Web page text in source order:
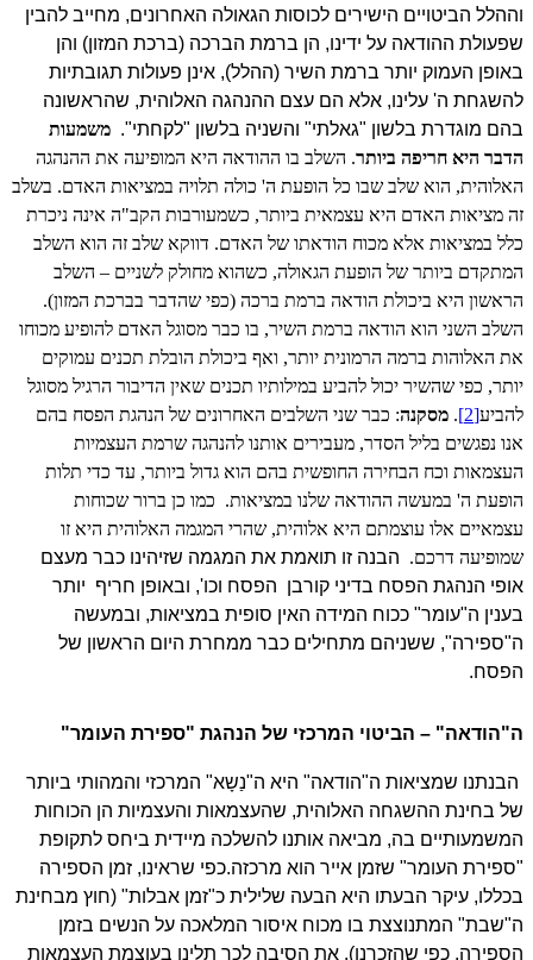
וההלל הביטויים הישירים לכוסות הגאולה האחרונים, מחייב להבין
שפעולת ההודאה על ידינו, הן ברמת הברכה (ברכת המזון) והן
באופן העמוק יותר ברמת השיר (ההלל), אינן פעולות תגובתיות
להשגחת ה' עלינו, אלא הם עצם ההנהגה האלוהית, שהראשונה
בהם מוגדרת בלשון "גאלתי" והשניה בלשון "לקחתי". משמעות
הדבר היא חריפה ביותר. השלב בו ההודאה היא המופיעה את ההנהגה
האלוהית, הוא שלב שבו כל הופעת ה' כולה תלויה במציאות האדם. בשלב
זה מציאות האדם היא עצמאית ביותר, כשמעורבות הקב"ה אינה ניכרת
כלל במציאות אלא מכוח הודאתו של האדם. דווקא שלב זה הוא השלב
המתקדם ביותר של הופעת הגאולה, כשהוא מחולק לשניים – השלב
הראשון היא ביכולת הודאה ברמת ברכה (כפי שהדבר בברכת המזון).
השלב השני הוא הודאה ברמת השיר, בו כבר מסוגל האדם להופיע מכוחו
את האלוהות ברמה הרמונית יותר, ואף ביכולת הובלת תכנים עמוקים
יותר, כפי שהשיר יכול להביע במילותיו תכנים שאין הדיבור הרגיל מסוגל
להביע[2]
. מסקנה: כבר שני השלבים האחרונים של הנהגת הפסח בהם
אנו נפגשים בליל הסדר, מעבירים אותנו להנהגה שרמת העצמיות
העצמאות וכח הבחירה החופשית בהם הוא גדול ביותר, עד כדי תלות
הופעת ה' במעשה ההודאה שלנו במציאות. כמו כן ברור שכוחות
עצמאיים אלו עוצמתם היא אלוהית, שהרי המגמה האלוהית היא זו
שמופיעה דרכם. הבנה זו תואמת את המגמה שזיהינו כבר מעצם
אופי הנהגת הפסח בדיני קורבן הפסח וכו', ובאופן חריף יותר
בענין ה"עומר" ככוח המידה האין סופית במציאות, ובמעשה
ה"ספירה", ששניהם מתחילים כבר ממחרת היום הראשון של
הפסח.
ה"הודאה" – הביטוי המרכזי של הנהגת "ספירת העומר"
הבנתנו שמציאות ה"הודאה" היא ה"נַשָא" המרכזי והמהותי ביותר
של בחינת ההשגחה האלוהית, שהעצמאות והעצמיות הן הכוחות
המשמעותיים בה, מביאה אותנו להשלכה מיידית ביחס לתקופת
"ספירת העומר" שזמן אייר הוא מרכזה.כפי שראינו, זמן הספירה
בכללו, עיקר הבעתו היא הבעה שלילית כ"זמן אבלות" (חוץ מבחינת
ה"שבת" המתנוצצת בו מכוח איסור המלאכה על הנשים בזמן
הספירה, כפי שהזכרנו). את הסיבה לכך תלינו בעוצמת העצמאות